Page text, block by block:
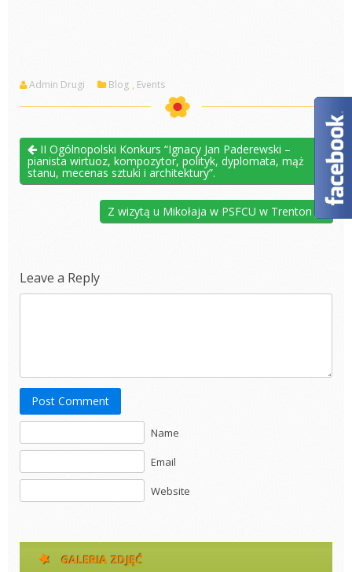
Admin Drugi Blog , Events
II Ogólnopolski Konkurs “Ignacy Jan Paderewski –
pianista wirtuoz, kompozytor, polityk, dyplomata, mąż
stanu, mecenas sztuki i architektury”.
Z wizytą u Mikołaja w PSFCU w Trenton
Leave a Reply
Post Comment
Name
Email
Website
GALERIA ZDJĘĆ